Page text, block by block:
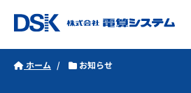
ホーム お知らせ